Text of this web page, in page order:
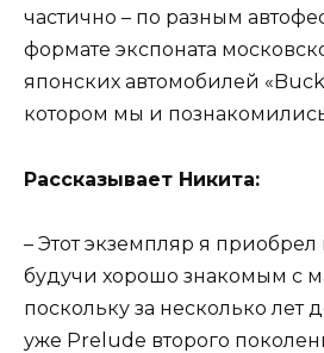
частично – по разным
формате экспоната
японских автомобилей
котором мы и
Рассказывает Никита:
– Этот экземпляр я приобрел
будучи хорошо знакомым с
поскольку за несколько лет
уже Prelude второго